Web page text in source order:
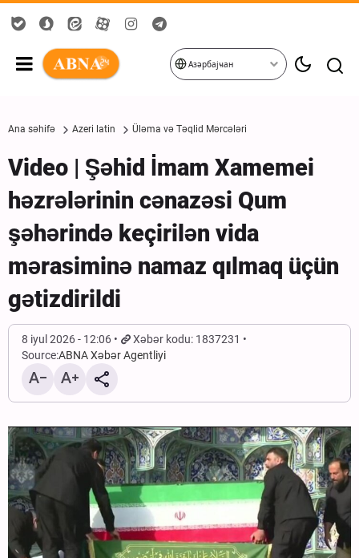
Азәрбајҹан
Ana səhifə Azeri latin Üləma və Təqlid Mərcələri
Video | Şəhid İmam Xamemei
həzrələrinin cənazəsi Qum
şəhərində keçirilən vida
mərasiminə namaz qılmaq üçün
gətizdirildi
8 iyul 2026 - 12:06
Xəbər kodu: 1837231
Source:ABNA Xəbər Agentliyi